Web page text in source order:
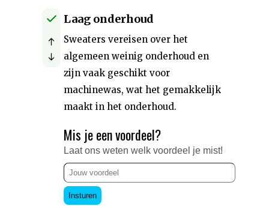
Laag onderhoud
Sweaters vereisen over het
algemeen weinig onderhoud en
zijn vaak geschikt voor
machinewas, wat het gemakkelijk
maakt in het onderhoud.
Mis je een voordeel?
Laat ons weten welk voordeel je mist!
Insturen